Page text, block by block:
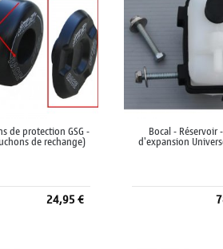
de protection GSG -
de rechange)
24,95 €
Bocal - Réservoir
d'expansion